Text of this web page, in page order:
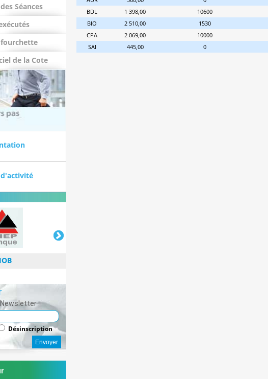
Séances
de la Cote
IOB
:
Désinscription
BDL
1 398,00 10600
BIO
2 510,00 1530
CPA
2 069,00 10000
SAI
445,00 0